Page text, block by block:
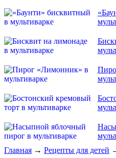
Главная → Рецепты для детей